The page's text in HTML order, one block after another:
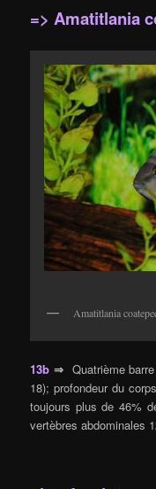
=> Amatitlania
Amatitlania
13b ⇒Quatrième
18); profondeur du
toujours plus de 46%
vertèbres